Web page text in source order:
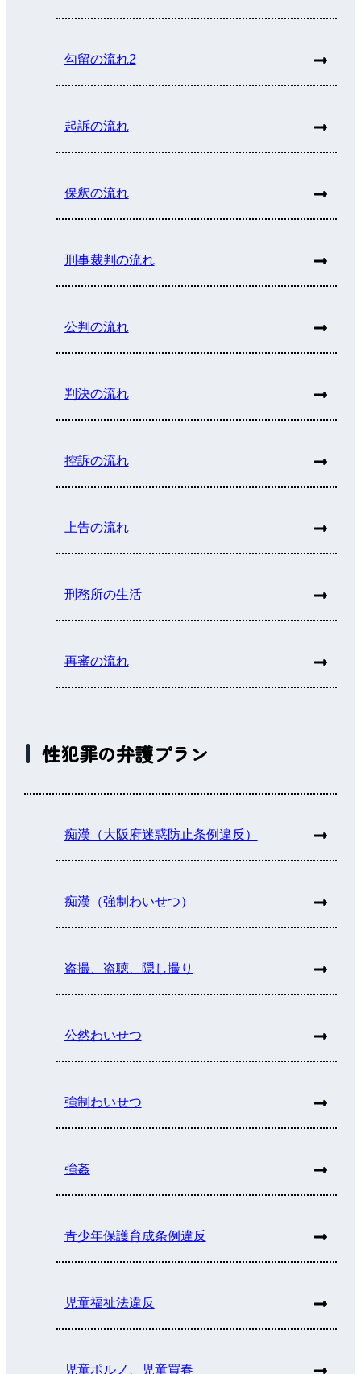
勾留の流れ2
起訴の流れ
保釈の流れ
刑事裁判の流れ
公判の流れ
判決の流れ
控訴の流れ
上告の流れ
刑務所の生活
再審の流れ
性犯罪の弁護プラン
痴漢（大阪府迷惑防止条例違反）
痴漢（強制わいせつ）
盗撮、盗聴、隠し撮り
公然わいせつ
強制わいせつ
強姦
青少年保護育成条例違反
児童福祉法違反
児童ポルノ、児童買春